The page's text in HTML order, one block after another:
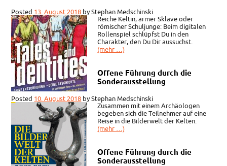
Posted 13. August 2018 byStephan Medschinski
Reiche Keltin, armer Sklave oder
römischer Schuljunge: Beim digitalen
Rollenspiel schlüpfst Du in den
Charakter, den Du Dir aussuchst.
(mehr …)
Offene Führung durch die
Sonderausstellung
Posted 10. August 2018 byStephan Medschinski
Zusammen mit einem Archäologen
begeben sich die Teilnehmer auf eine
Reise in die Bilderwelt der Kelten.
(mehr …)
Offene Führung durch die
Sonderausstellung